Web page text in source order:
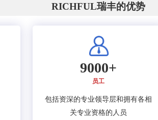
RICHFUL瑞丰的优势
9000+
员工
包括资深的专业领导层和拥有各相
关专业资格的人员